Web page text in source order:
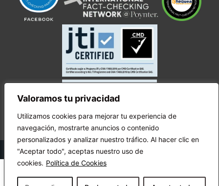
Valoramos tu privacidad
Utilizamos cookies para mejorar tu experiencia de
navegación, mostrarte anuncios o contenido
personalizados y analizar nuestro tráfico. Al hacer clic en
"Aceptar todo", aceptas nuestro uso de
cookies. Política de Cookies
© Copyright Ecuador Chequea 2025.